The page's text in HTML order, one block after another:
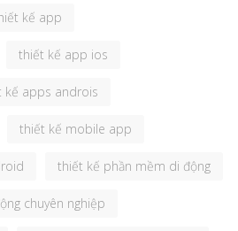
kế app
thiết kế app ios
kế apps androis
thiết kế mobile app
thiết kế phần mềm di động
chuyên nghiệp